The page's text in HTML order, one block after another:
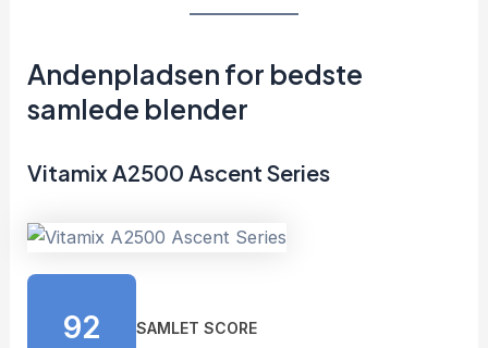
Andenpladsen for bedste
samlede blender
Vitamix A2500 Ascent Series
92 SAMLET SCORE